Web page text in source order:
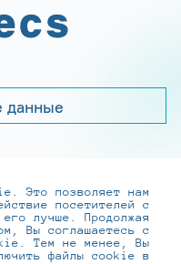
данные
800-250-0-260
,hr@infotecs.ru
ул., 2Б строение 1
Это позволяет нам
посетителей с
лучше. Продолжая
Вы соглашаетесь с
Тем не менее, Вы
файлы cookie в